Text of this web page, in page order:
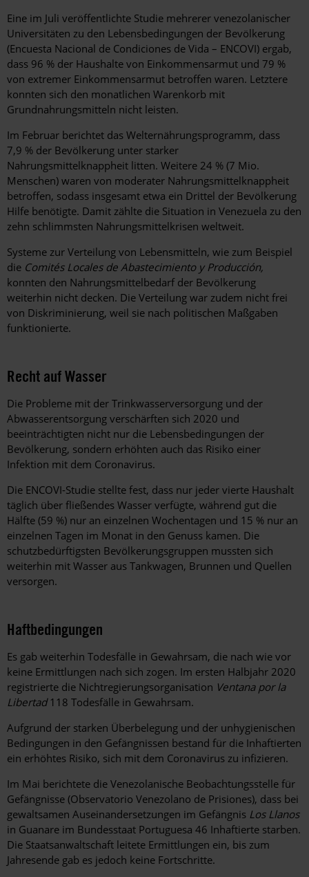
Eine im Juli veröffentlichte Studie mehrerer venezolanischer
Universitäten zu den Lebensbedingungen der Bevölkerung
(Encuesta Nacional de Condiciones de Vida – ENCOVI) ergab,
dass 96 % der Haushalte von Einkommensarmut und 79 %
von extremer Einkommensarmut betroffen waren. Letztere
konnten sich den monatlichen Warenkorb mit
Grundnahrungsmitteln nicht leisten.
Im Februar berichtet das Welternährungsprogramm, dass
7,9 % der Bevölkerung unter starker
Nahrungsmittelknappheit litten. Weitere 24 % (7 Mio.
Menschen) waren von moderater Nahrungsmittelknappheit
betroffen, sodass insgesamt etwa ein Drittel der Bevölkerung
Hilfe benötigte. Damit zählte die Situation in Venezuela zu den
zehn schlimmsten Nahrungsmittelkrisen weltweit.
Systeme zur Verteilung von Lebensmitteln, wie zum Beispiel
die Comités Locales de Abastecimiento y Producción,
konnten den Nahrungsmittelbedarf der Bevölkerung
weiterhin nicht decken. Die Verteilung war zudem nicht frei
von Diskriminierung, weil sie nach politischen Maßgaben
funktionierte.
Recht auf Wasser
Die Probleme mit der Trinkwasserversorgung und der
Abwasserentsorgung verschärften sich 2020 und
beeinträchtigten nicht nur die Lebensbedingungen der
Bevölkerung, sondern erhöhten auch das Risiko einer
Infektion mit dem Coronavirus.
Die ENCOVI-Studie stellte fest, dass nur jeder vierte Haushalt
täglich über fließendes Wasser verfügte, während gut die
Hälfte (59 %) nur an einzelnen Wochentagen und 15 % nur an
einzelnen Tagen im Monat in den Genuss kamen. Die
schutzbedürftigsten Bevölkerungsgruppen mussten sich
weiterhin mit Wasser aus Tankwagen, Brunnen und Quellen
versorgen.
Haftbedingungen
Es gab weiterhin Todesfälle in Gewahrsam, die nach wie vor
keine Ermittlungen nach sich zogen. Im ersten Halbjahr 2020
registrierte die Nichtregierungsorganisation Ventana por la
Libertad118 Todesfälle in Gewahrsam.
Aufgrund der starken Überbelegung und der unhygienischen
Bedingungen in den Gefängnissen bestand für die Inhaftierten
ein erhöhtes Risiko, sich mit dem Coronavirus zu infizieren.
Im Mai berichtete die Venezolanische Beobachtungsstelle für
Gefängnisse (Observatorio Venezolano de Prisiones), dass bei
gewaltsamen Auseinandersetzungen im Gefängnis Los Llanos
in Guanare im Bundesstaat Portuguesa 46 Inhaftierte starben.
Die Staatsanwaltschaft leitete Ermittlungen ein, bis zum
Jahresende gab es jedoch keine Fortschritte.